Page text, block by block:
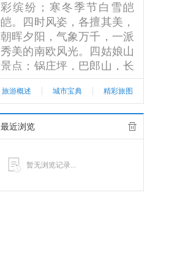
彩缤纷；寒冬季节白雪皑
皑。四时风姿，各擅其美，
朝晖夕阳，气象万千，一派
秀美的南欧风光。四姑娘山
景点：锅庄坪，巴郎山，长
坪沟，海子沟，双桥沟，毕
棚沟。
旅游概述 城市宝典 精彩旅图
最近浏览
暂无浏览记录...